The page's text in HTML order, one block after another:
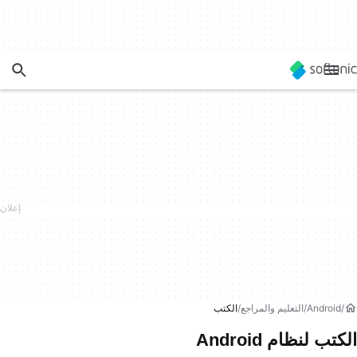
Android التعليم والمراجع الكتب
الكتب لنظام Android